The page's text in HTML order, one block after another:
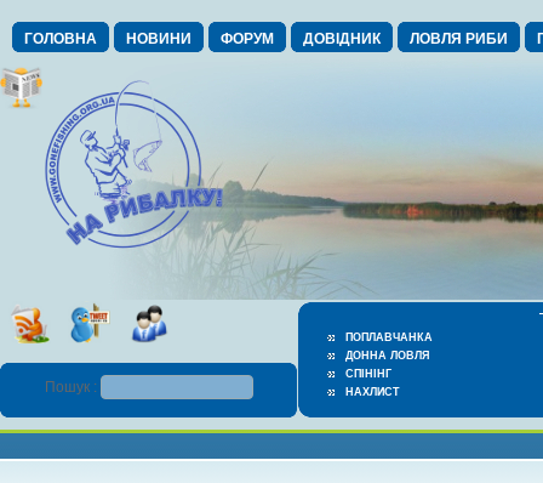
ГОЛОВНА НОВИНИ ФОРУМ ДОВІДНИК ЛОВЛЯ РИБИ
ПОПЛАВЧАНКА
ДОННА ЛОВЛЯ
СПІНІНГ
НАХЛИСТ
Пошук :